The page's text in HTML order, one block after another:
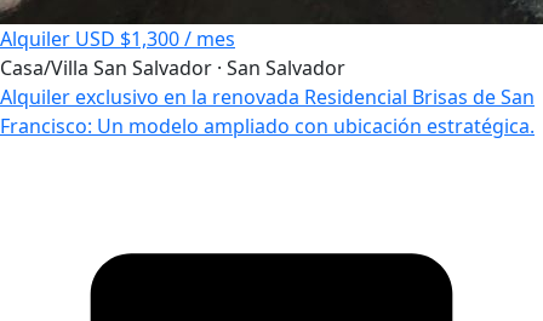
Alquiler USD $1,300 / mes
Casa/Villa San Salvador · San Salvador
Alquiler exclusivo en la renovada Residencial Brisas de San
Francisco: Un modelo ampliado con ubicación estratégica.